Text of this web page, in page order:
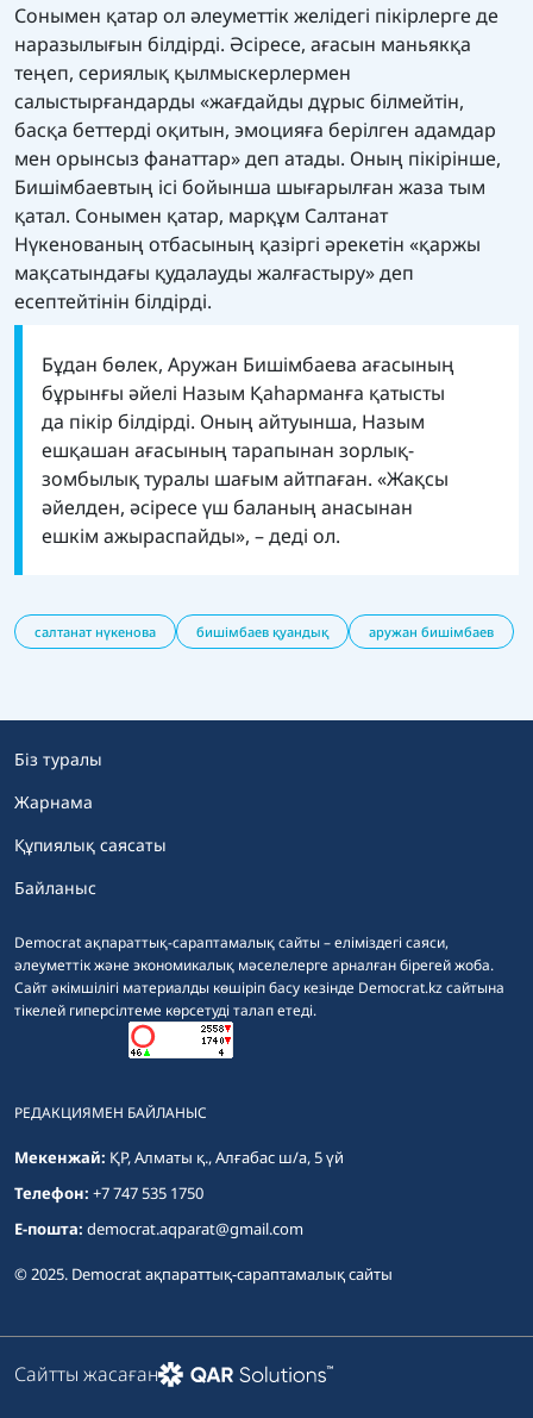
Сонымен қатар ол әлеуметтік желідегі пікірлерге де
наразылығын білдірді. Әсіресе, ағасын маньякқа
теңеп, сериялық қылмыскерлермен
салыстырғандарды «жағдайды дұрыс білмейтін,
басқа беттерді оқитын, эмоцияға берілген адамдар
мен орынсыз фанаттар» деп атады. Оның пікірінше,
Бишімбаевтың ісі бойынша шығарылған жаза тым
қатал. Сонымен қатар, марқұм Салтанат
Нүкенованың отбасының қазіргі әрекетін «қаржы
мақсатындағы қудалауды жалғастыру» деп
есептейтінін білдірді.
Бұдан бөлек, Аружан Бишімбаева ағасының
бұрынғы әйелі Назым Қаһарманға қатысты
да пікір білдірді. Оның айтуынша, Назым
ешқашан ағасының тарапынан зорлық-
зомбылық туралы шағым айтпаған. «Жақсы
әйелден, әсіресе үш баланың анасынан
ешкім ажыраспайды», – деді ол.
салтанат нүкенова бишімбаев қуандық аружан бишімбаев
Democrat ақпараттық-сараптамалық сайты – еліміздегі саяси,
әлеуметтік және экономикалық мәселелерге арналған бірегей жоба.
Сайт әкімшілігі материалды көшіріп басу кезінде Democrat.kz сайтына
тікелей гиперсілтеме көрсетуді талап етеді.
Біз туралы
Жарнама
Құпиялық саясаты
Байланыс
РЕДАКЦИЯМЕН БАЙЛАНЫС
Мекенжай: ҚР, Алматы қ., Алғабас ш/а, 5 үй
Телефон: +7 747 535 1750
E-пошта: democrat.aqparat@gmail.com
© 2025. Democrat ақпараттық-сараптамалық сайты
Сайтты жасаған